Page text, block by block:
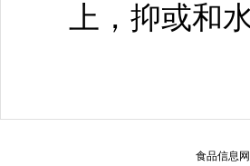
上，抑或和
食品信息网